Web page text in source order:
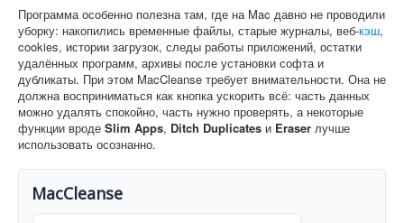
Программа особенно полезна там, где на Mac давно не проводили
уборку: накопились временные файлы, старые журналы, веб-кэш,
cookies, истории загрузок, следы работы приложений, остатки
удалённых программ, архивы после установки софта и
дубликаты. При этом MacCleanse требует внимательности. Она не
должна восприниматься как кнопка ускорить всё: часть данных
можно удалять спокойно, часть нужно проверять, а некоторые
функции вроде Slim Apps, Ditch Duplicates и Eraser лучше
использовать осознанно.
MacCleanse